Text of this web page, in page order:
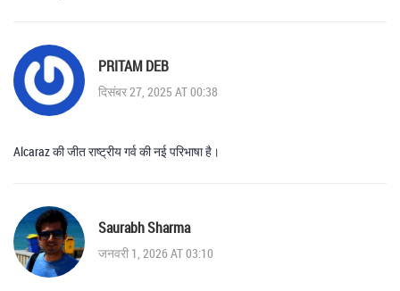
PRITAM DEB
दिसंबर 27, 2025 AT 00:38
Alcaraz की जीत राष्ट्रीय गर्व की नई परिभाषा है।
Saurabh Sharma
जनवरी 1, 2026 AT 03:10